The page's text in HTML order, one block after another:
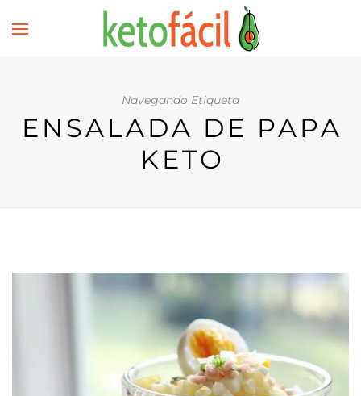
Navegando Etiqueta
ENSALADA DE PAPA
KETO